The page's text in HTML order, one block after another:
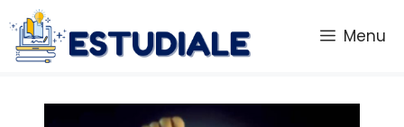
Saltar
al
contenido
Menu